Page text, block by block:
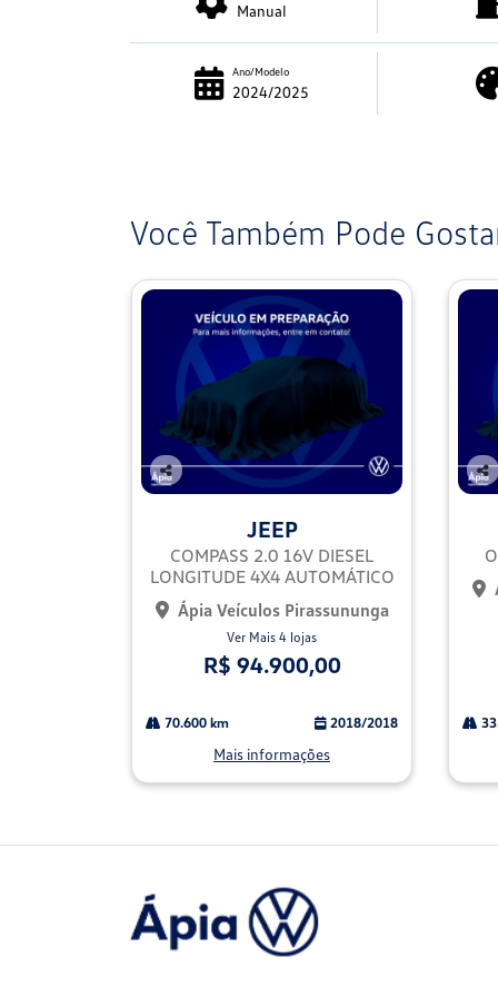
Manual
Ano/Modelo
2024/2025
Você Também Pode
Co
lhe
JEEP
COMPASS 2.0 16V DIESEL
LONGITUDE 4X4 AUTOMÁTICO
Ápia Veículos Pirassununga
Ver Mais 4 lojas
R$ 94.900,00
70.600 km 2018/2018
Mais informações
Co
lhe